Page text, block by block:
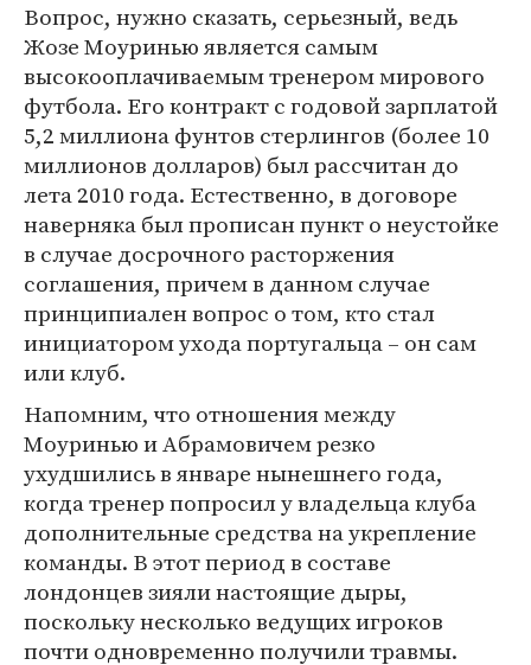
Вопрос, нужно сказать, серьезный, ведь
Жозе Моуринью является самым
высокооплачиваемым тренером мирового
футбола. Его контракт с годовой зарплатой
5,2 миллиона фунтов стерлингов (более 10
миллионов долларов) был рассчитан до
лета 2010 года. Естественно, в договоре
наверняка был прописан пункт о неустойке
в случае досрочного расторжения
соглашения, причем в данном случае
принципиален вопрос о том, кто стал
инициатором ухода португальца – он сам
или клуб.
Напомним, что отношения между
Моуринью и Абрамовичем резко
ухудшились в январе нынешнего года,
когда тренер попросил у владельца клуба
дополнительные средства на укрепление
команды. В этот период в составе
лондонцев зияли настоящие дыры,
поскольку несколько ведущих игроков
почти одновременно получили травмы.